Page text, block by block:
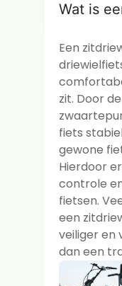
Wat is
Een
zit. Door
fiets
gewone
Hierdoor
controle
fietsen.
een
veiliger en
dan een